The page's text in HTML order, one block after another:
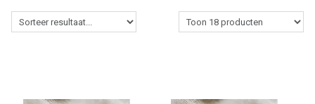
AGENDA'S 2026